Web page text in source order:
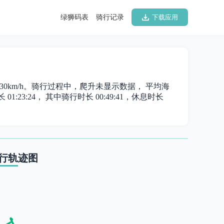
下载应用
骑行记录
绿狮码表
h。骑行过程中，爬升未显示数据， 平均海
01:23:24， 其中骑行时长 00:49:41，休息时长
轨迹图